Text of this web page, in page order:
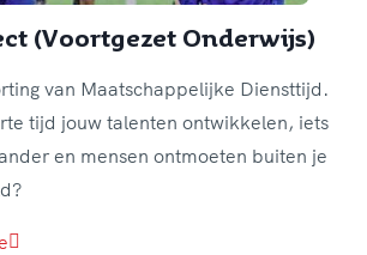
(Voortgezet Onderwijs)
van Maatschappelijke Diensttijd.
tijd jouw talenten ontwikkelen, iets
en mensen ontmoeten buiten je